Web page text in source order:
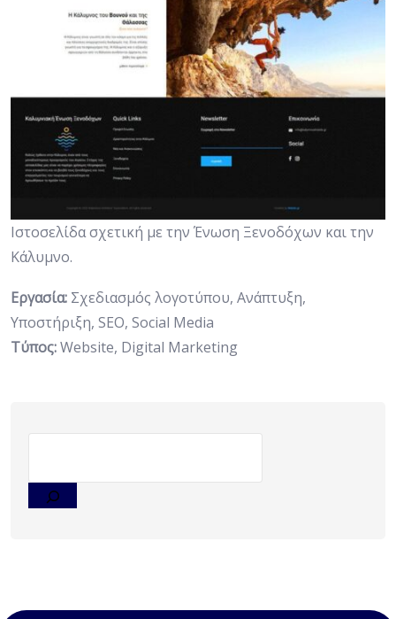
Ιστοσελίδα σχετική με την Ένωση Ξενοδόχων και την
Κάλυμνο.
Εργασία: Σχεδιασμός λογοτύπου, Ανάπτυξη,
Υποστήριξη, SEO, Social Media
Tύπος:Website, Digital Marketing